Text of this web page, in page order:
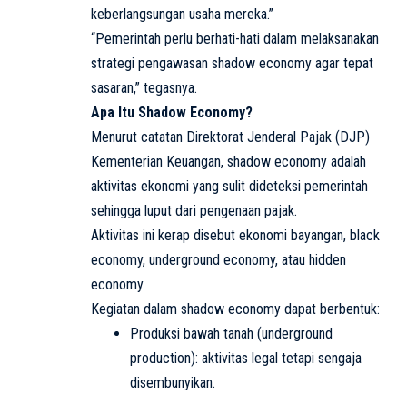
keberlangsungan usaha mereka.”
“Pemerintah perlu berhati-hati dalam melaksanakan
strategi pengawasan shadow economy agar tepat
sasaran,” tegasnya.
Apa Itu Shadow Economy?
Menurut catatan Direktorat Jenderal Pajak (DJP)
Kementerian Keuangan, shadow economy adalah
aktivitas ekonomi yang sulit dideteksi pemerintah
sehingga luput dari pengenaan pajak.
Aktivitas ini kerap disebut ekonomi bayangan, black
economy, underground economy, atau hidden
economy.
Kegiatan dalam shadow economy dapat berbentuk:
Produksi bawah tanah (underground
production): aktivitas legal tetapi sengaja
disembunyikan.